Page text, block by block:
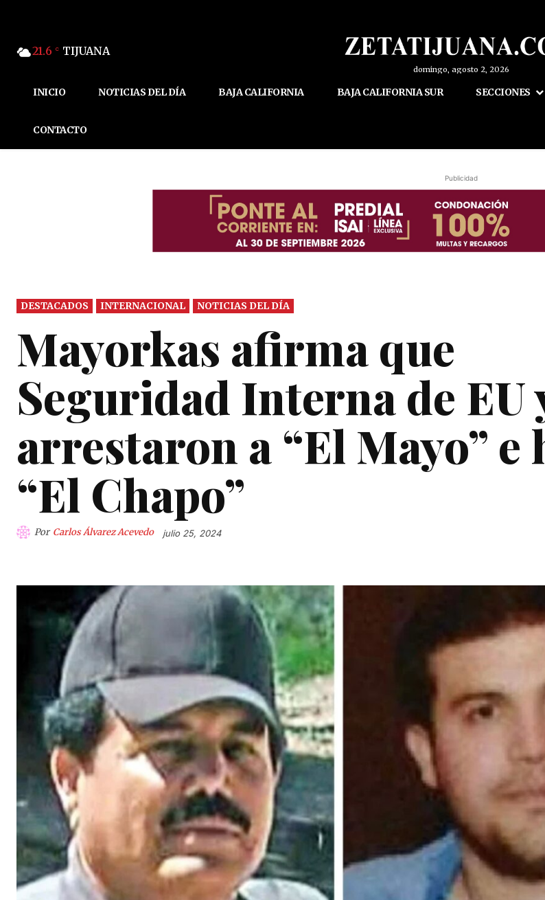
21.6 C TIJUANA
domingo, agosto 2, 2026
INICIO NOTICIAS DEL DÍA BAJA CALIFORNIA BAJA CALIFORNIA SUR SECCIONES
CONTACTO
Publicidad
DESTACADOS INTERNACIONAL NOTICIAS DEL DÍA
Mayorkas afirma que
Seguridad Interna de EU
arrestaron a “El Mayo” e
“El Chapo”
Por Carlos Álvarez Acevedo julio 25, 2024